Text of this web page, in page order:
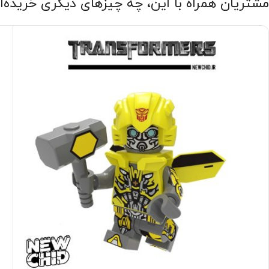
مشتریان همراه با این، چه چیزهای دیگری